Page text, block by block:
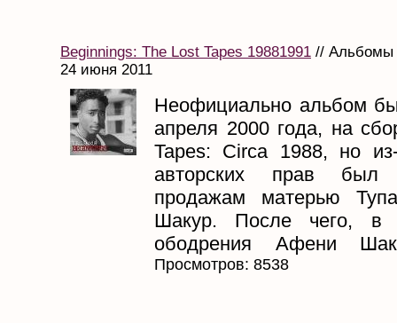
Beginnings: The Lost Tapes 19881991 // Альбомы
24 июня 2011
Неофициально альбом
апреля 2000 года, на
Tapes: Circa 1988, но
авторских прав
продажам матерью
Шакур. После чего, в
ободрения Афени
Просмотров: 8538